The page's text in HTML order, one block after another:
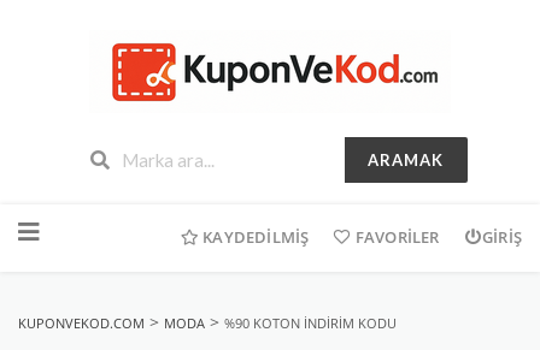
ARAMAK
geç
KAYDEDILMIŞ FAVORILER GIRIŞ
KUPONVEKOD.COM > MODA > %90 KOTON INDIRIM KODU